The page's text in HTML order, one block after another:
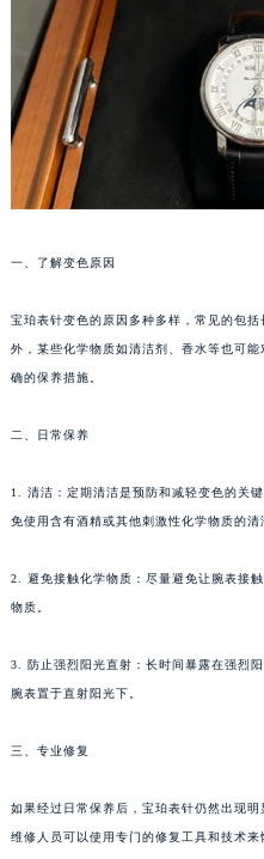
一、了解变色原因
宝珀表针变色的原因多种多样，常见的包
外，某些化学物质如清洁剂、香水等也可
确的保养措施。
二、日常保养
1. 清洁：定期清洁是预防和减轻变色的关
免使用含有酒精或其他刺激性化学物质的清
2. 避免接触化学物质：尽量避免让腕表接
物质。
3. 防止强烈阳光直射：长时间暴露在强烈
腕表置于直射阳光下。
三、专业修复
如果经过日常保养后，宝珀表针仍然出现
维修人员可以使用专门的修复工具和技术来